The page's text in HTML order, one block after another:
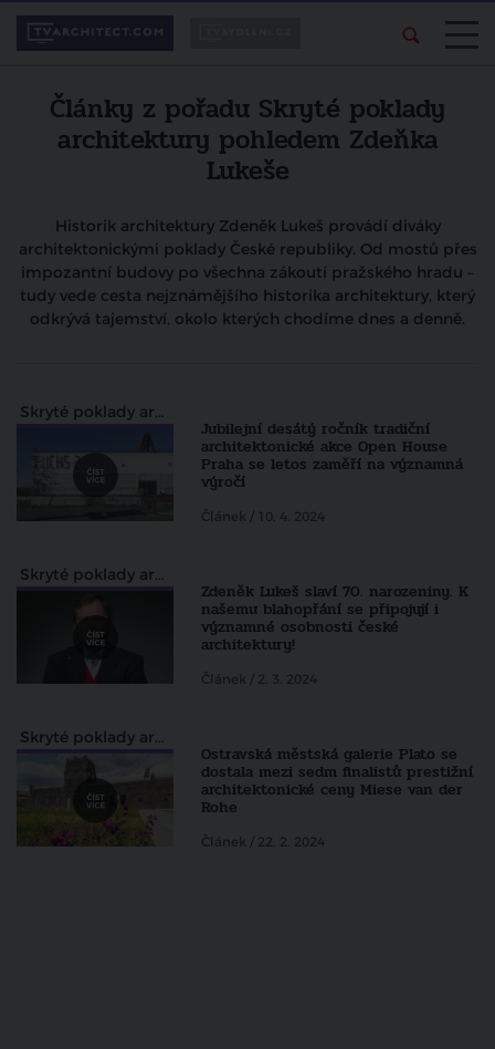
Články z pořadu Skryté poklady
architektury pohledem Zdeňka
Lukeše
Historik architektury Zdeněk Lukeš provádí diváky
architektonickými poklady České republiky. Od mostů přes
impozantní budovy po všechna zákoutí pražského hradu –
tudy vede cesta nejznámějšího historika architektury, který
odkrývá tajemství, okolo kterých chodíme dnes a denně.
Skryté poklady architektury pohledem Zdeňka Lukeše
Jubilejní desátý ročník tradiční
architektonické akce Open House
Praha se letos zaměří na významná
výročí
Článek / 10. 4. 2024
Skryté poklady architektury pohledem Zdeňka Lukeše
Zdeněk Lukeš slaví 70. narozeniny. K
našemu blahopřání se připojují i
významné osobnosti české
architektury!
Článek / 2. 3. 2024
Skryté poklady architektury pohledem Zdeňka Lukeše
Ostravská městská galerie Plato se
dostala mezi sedm finalistů prestižní
architektonické ceny Miese van der
Rohe
Článek / 22. 2. 2024